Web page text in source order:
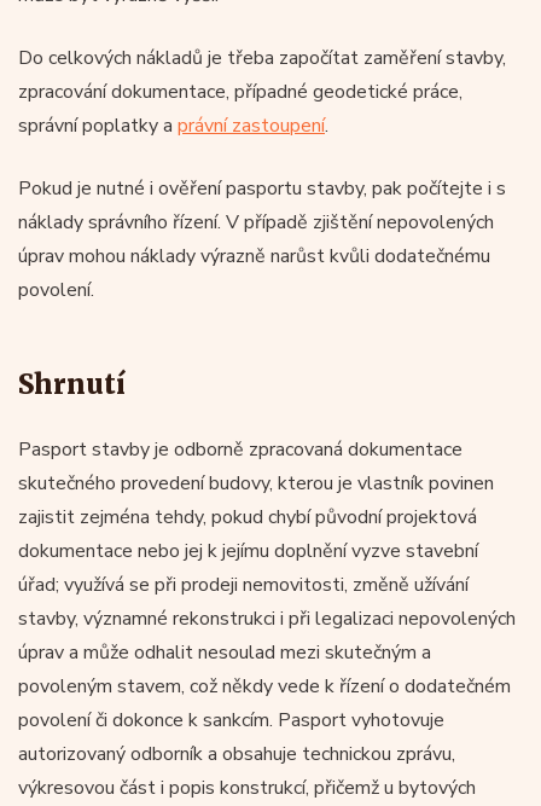
Do celkových nákladů je třeba započítat zaměření stavby,
zpracování dokumentace, případné geodetické práce,
správní poplatky a právní zastoupení.
Pokud je nutné i ověření pasportu stavby, pak počítejte i s
náklady správního řízení. V případě zjištění nepovolených
úprav mohou náklady výrazně narůst kvůli dodatečnému
povolení.
Shrnutí
Pasport stavby je odborně zpracovaná dokumentace
skutečného provedení budovy, kterou je vlastník povinen
zajistit zejména tehdy, pokud chybí původní projektová
dokumentace nebo jej k jejímu doplnění vyzve stavební
úřad; využívá se při prodeji nemovitosti, změně užívání
stavby, významné rekonstrukci i při legalizaci nepovolených
úprav a může odhalit nesoulad mezi skutečným a
povoleným stavem, což někdy vede k řízení o dodatečném
povolení či dokonce k sankcím. Pasport vyhotovuje
autorizovaný odborník a obsahuje technickou zprávu,
výkresovou část i popis konstrukcí, přičemž u bytových